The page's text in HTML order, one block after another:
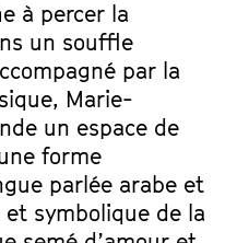
à percer la
un souffle
par la
Marie-
un espace de
forme
parlée arabe et
et symbolique de la